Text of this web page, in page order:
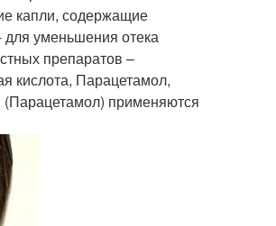
капли, содержащие
уменьшения отека
препаратов –
кислота, Парацетамол,
применяются